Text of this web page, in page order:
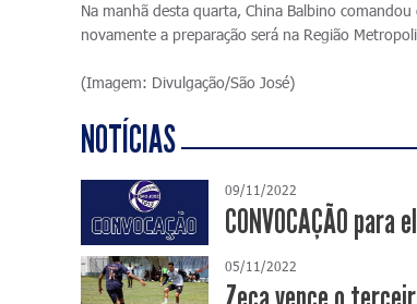
Na manhã desta quarta, China Balbino
novamente a preparação será na Região
(Imagem: Divulgação/São José)
NOTÍCIAS
09/11/2022
CONVOCAÇÃO
05/11/2022